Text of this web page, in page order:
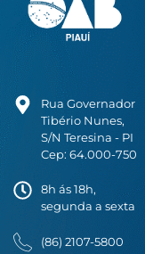
Rua Governador
Tibério Nunes,
S/N Teresina - PI
Cep: 64.000-750
8h ás 18h,
segunda a sexta
(86) 2107-5800